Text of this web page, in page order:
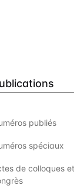
publiés
spéciaux
de colloques et